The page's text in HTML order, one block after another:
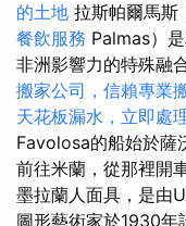
的土地 拉斯帕爾馬斯
餐飲服務 Palmas）
非洲影響力的特殊融
搬家公司，信賴專業
天花板漏水，立即處
Favolosa的船始於薩
前往米蘭，從那裡開
墨拉蘭人面具，是由
圖形藝術家於1930年